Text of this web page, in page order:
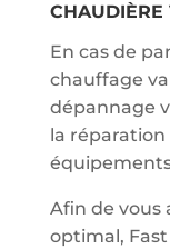
CHAUDIÈRE
En cas de
chauffage
dépannage
la
Afin de vous
optimal,